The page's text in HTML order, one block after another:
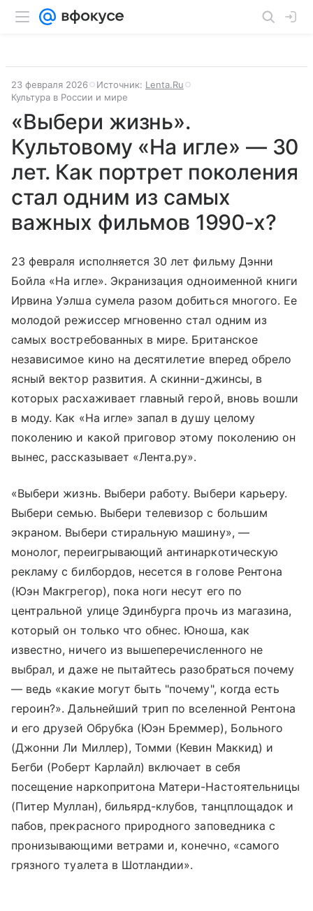
23 февраля 2026 Источник: Lenta.Ru
Культура в России и мире
«Выбери жизнь».
Культовому «На игле» — 30
лет. Как портрет поколения
стал одним из самых
важных фильмов 1990-х?
23 февраля исполняется 30 лет фильму Дэнни
Бойла «На игле». Экранизация одноименной книги
Ирвина Уэлша сумела разом добиться многого. Ее
молодой режиссер мгновенно стал одним из
самых востребованных в мире. Британское
независимое кино на десятилетие вперед обрело
ясный вектор развития. А скинни-джинсы, в
которых расхаживает главный герой, вновь вошли
в моду. Как «На игле» запал в душу целому
поколению и какой приговор этому поколению он
вынес, рассказывает «Лента.ру».
«Выбери жизнь. Выбери работу. Выбери карьеру.
Выбери семью. Выбери телевизор с большим
экраном. Выбери стиральную машину», —
монолог, переигрывающий антинаркотическую
рекламу с билбордов, несется в голове Рентона
(Юэн Макгрегор), пока ноги несут его по
центральной улице Эдинбурга прочь из магазина,
который он только что обнес. Юноша, как
известно, ничего из вышеперечисленного не
выбрал, и даже не пытайтесь разобраться почему
— ведь «какие могут быть "почему", когда есть
героин?». Дальнейший трип по вселенной Рентона
и его друзей Обрубка (Юэн Бреммер), Больного
(Джонни Ли Миллер), Томми (Кевин Маккид) и
Бегби (Роберт Карлайл) включает в себя
посещение наркопритона Матери-Настоятельницы
(Питер Муллан), бильярд-клубов, танцплощадок и
пабов, прекрасного природного заповедника с
пронизывающими ветрами и, конечно, «самого
грязного туалета в Шотландии».